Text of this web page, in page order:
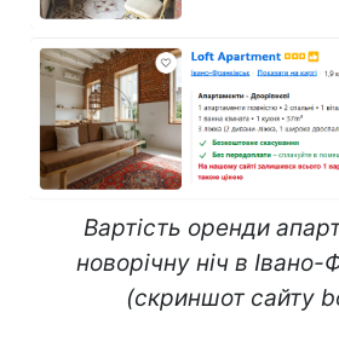
Вартість оренди
новорічну ніч в Івано-
(скриншот сайту